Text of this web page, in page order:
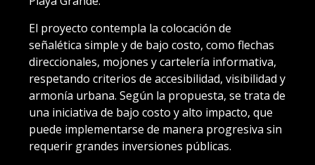
El proyecto contempla la colocación de
señalética simple y de bajo costo, como flechas
direccionales, mojones y cartelería informativa,
respetando criterios de accesibilidad, visibilidad y
armonía urbana. Según la propuesta, se trata de
una iniciativa de bajo costo y alto impacto, que
puede implementarse de manera progresiva sin
requerir grandes inversiones públicas.